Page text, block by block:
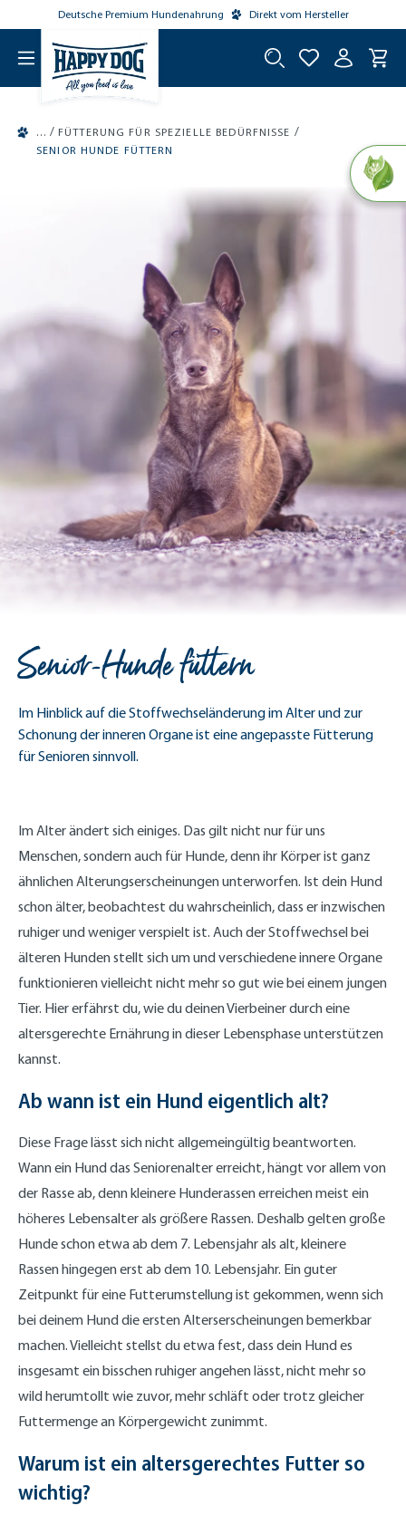
springen
Deutsche Premium Hundenahrung Direkt vom Hersteller
/ FÜTTERUNG FÜR SPEZIELLE BEDÜRFNISSE /
SENIOR HUNDE FÜTTERN
Senior-Hunde füttern
Im Hinblick auf die Stoffwechseländerung im Alter und zur
Schonung der inneren Organe ist eine angepasste Fütterung
für Senioren sinnvoll.
Im Alter ändert sich einiges. Das gilt nicht nur für uns
Menschen, sondern auch für Hunde, denn ihr Körper ist ganz
ähnlichen Alterungserscheinungen unterworfen. Ist dein Hund
schon älter, beobachtest du wahrscheinlich, dass er inzwischen
ruhiger und weniger verspielt ist. Auch der Stoffwechsel bei
älteren Hunden stellt sich um und verschiedene innere Organe
funktionieren vielleicht nicht mehr so gut wie bei einem jungen
Tier. Hier erfährst du, wie du deinen Vierbeiner durch eine
altersgerechte Ernährung in dieser Lebensphase unterstützen
kannst.
Ab wann ist ein Hund eigentlich alt?
Diese Frage lässt sich nicht allgemeingültig beantworten.
Wann ein Hund das Seniorenalter erreicht, hängt vor allem von
der Rasse ab, denn kleinere Hunderassen erreichen meist ein
höheres Lebensalter als größere Rassen. Deshalb gelten große
Hunde schon etwa ab dem 7. Lebensjahr als alt, kleinere
Rassen hingegen erst ab dem 10. Lebensjahr. Ein guter
Zeitpunkt für eine Futterumstellung ist gekommen, wenn sich
bei deinem Hund die ersten Alterserscheinungen bemerkbar
machen. Vielleicht stellst du etwa fest, dass dein Hund es
insgesamt ein bisschen ruhiger angehen lässt, nicht mehr so
wild herumtollt wie zuvor, mehr schläft oder trotz gleicher
Futtermenge an Körpergewicht zunimmt.
Warum ist ein altersgerechtes Futter so
wichtig?